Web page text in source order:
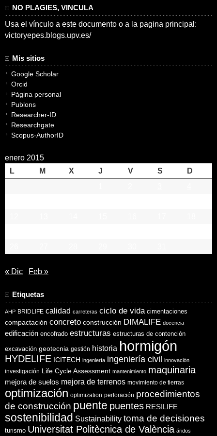
NO PLAGIES, VINCULA
Usa el vínculo a este documento o a la pagina principal:
victoryepes.blogs.upv.es/
Mis sitios
Google Scholar
Orcid
Página personal
Publons
Researcher-ID
Researchgate
Scopus-AuthorID
enero 2015
L
M X J V S
D
« Dic Feb »
Etiquetas
AHP BRIDLIFE calidad carreteras ciclo de vida cimentaciones
compactación concreto construcción DIMALIFE docencia
edificación encofrado estructuras estructuras de contención
excavación geotecnia gestión historia hormigón
HYDELIFE ICITECH ingeniería ingeniería civil innovación
investigación Life Cycle Assessment mantenimiento maquinaria
mejora de suelos mejora de terrenos movimiento de tierras
optimización optimization perforación procedimientos
de construcción puente puentes RESILIFE
sostenibilidad Sustainability toma de decisiones
turismo Universitat Politècnica de València áridos